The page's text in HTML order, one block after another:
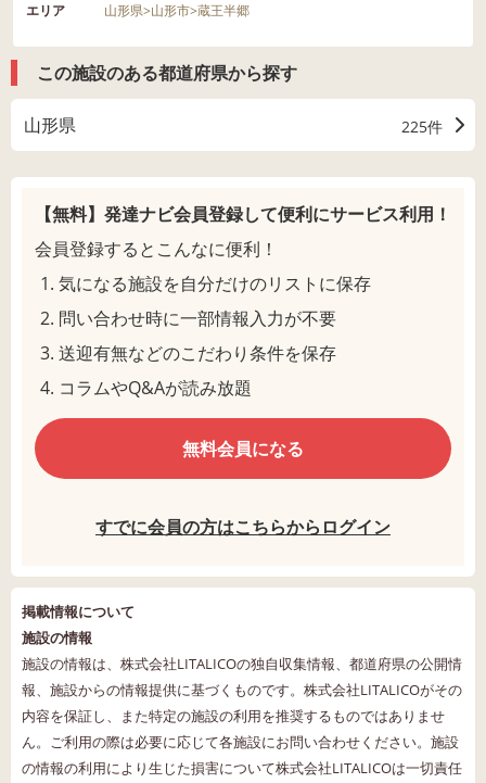
エリア 山形県>山形市>蔵王半郷
この施設のある都道府県から探す
山形県 225件
【無料】発達ナビ会員登録して便利にサービス利用！
会員登録するとこんなに便利！
気になる施設を自分だけのリストに保存
問い合わせ時に一部情報入力が不要
送迎有無などのこだわり条件を保存
コラムやQ&Aが読み放題
無料会員になる
すでに会員の方はこちらからログイン
掲載情報について
施設の情報
施設の情報は、株式会社LITALICOの独自収集情報、都道府県の公開情
報、施設からの情報提供に基づくものです。株式会社LITALICOがその
内容を保証し、また特定の施設の利用を推奨するものではありませ
ん。ご利用の際は必要に応じて各施設にお問い合わせください。施設
の情報の利用により生じた損害について株式会社LITALICOは一切責任